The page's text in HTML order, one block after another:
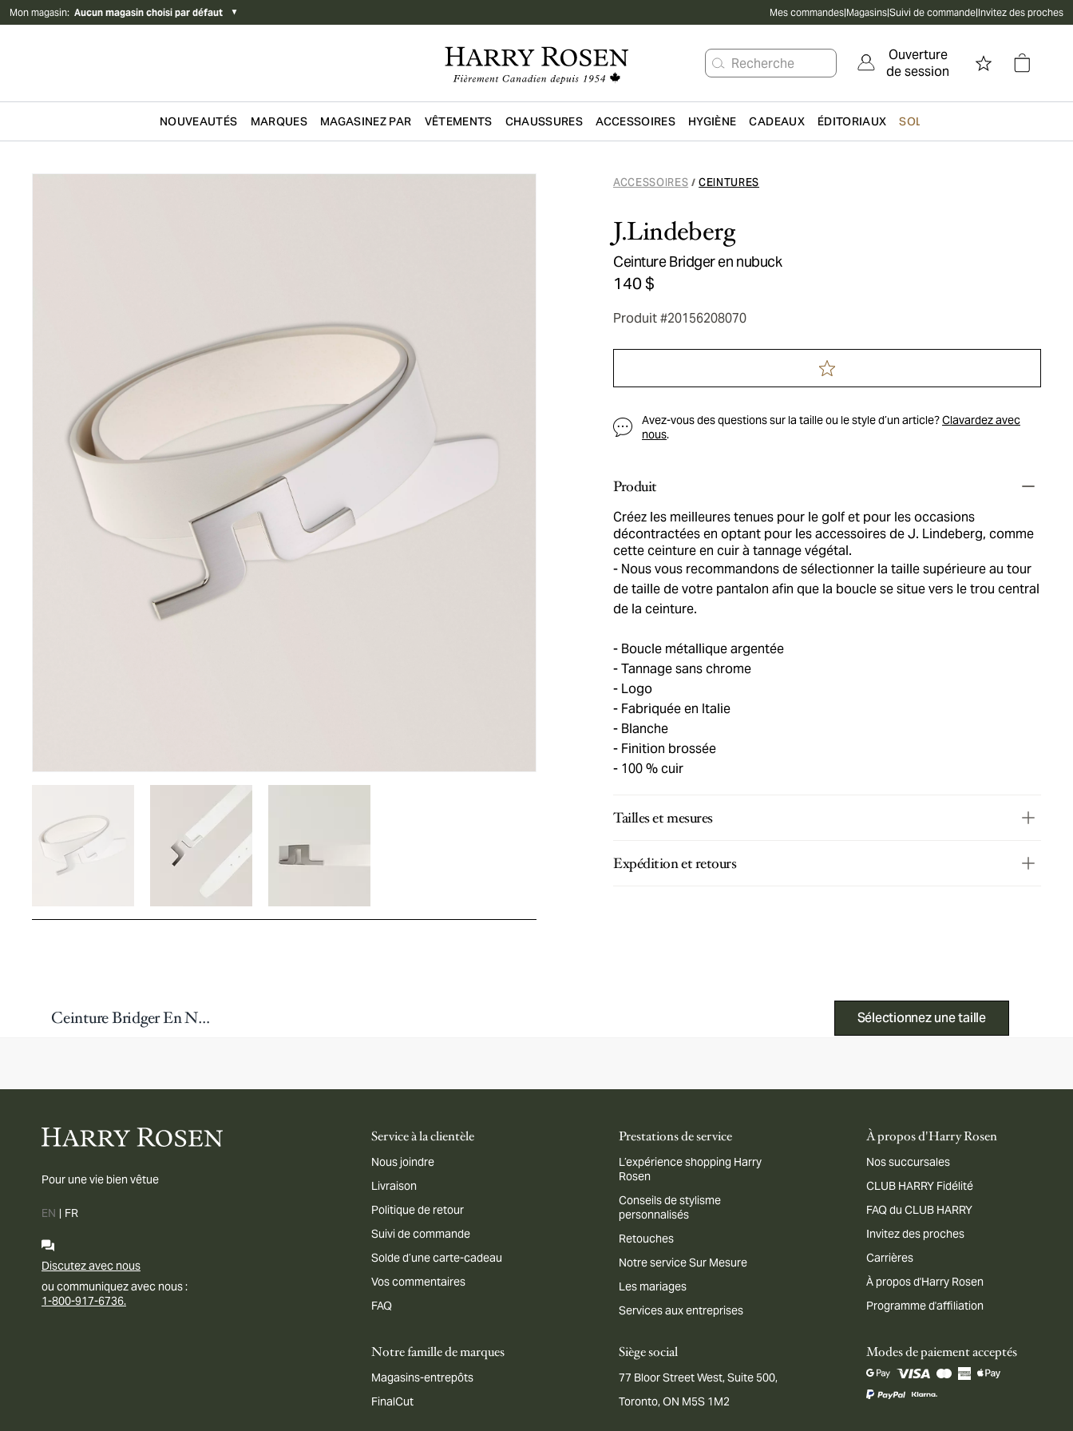
Mon magasin: Aucun magasin choisi par défaut ▼ Mes commandes|Magasins|Suivi de commande|Invitez des proches
Recherche
Ouverture
de session
Passer au contenu principal
NOUVEAUTÉS MARQUES MAGASINEZ PAR VÊTEMENTS CHAUSSURES ACCESSOIRES HYGIÈNE CADEAUX ÉDITORIAUX SOLDES
ACCESSOIRES / CEINTURES
J.Lindeberg
Ceinture Bridger en nubuck
140 $
Produit #20156208070
Avez-vous des questions sur la taille ou le style d’un article?Clavardez avec
nous.
Produit
Créez les meilleures tenues pour le golf et pour les occasions
décontractées en optant pour les accessoires de J. Lindeberg, comme
cette ceinture en cuir à tannage végétal.
Nous vous recommandons de sélectionner la taille supérieure au tour
de taille de votre pantalon afin que la boucle se situe vers le trou central
de la ceinture.
Boucle métallique argentée
Tannage sans chrome
Logo
Fabriquée en Italie
Blanche
Finition brossée
100 % cuir
Tailles et mesures
Expédition et retours
Ceinture Bridger En Nubuck Sélectionnez une taille
Pour une vie bien vêtue
EN | FR
Discutez avec nous
ou communiquez avec nous :
1-800-917-6736.
Service à la clientèle
Nous joindre
Livraison
Politique de retour
Suivi de commande
Solde d’une carte-cadeau
Vos commentaires
FAQ
Prestations de service
L’expérience shopping Harry
Rosen
Conseils de stylisme
personnalisés
Retouches
Notre service Sur Mesure
Les mariages
Services aux entreprises
À propos d'Harry Rosen
Nos succursales
CLUB HARRY Fidélité
FAQ du CLUB HARRY
Invitez des proches
Carrières
À propos d'Harry Rosen
Programme d'affiliation
Notre famille de marques
Magasins-entrepôts
FinalCut
Siège social
77 Bloor Street West, Suite 500,
Toronto, ON M5S 1M2
Modes de paiement acceptés